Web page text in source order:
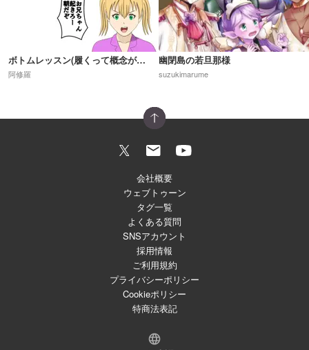
ボトムレッスン(履くって概念が崩壊した世界)R18
阿修羅
幽閉島の若旦那様
suzukimarume
会社概要
ウェブトゥーン
タグ一覧
よくある質問
SNSアカウント
採用情報
ご利用規約
プライバシーポリシー
Cookieポリシー
特商法表記